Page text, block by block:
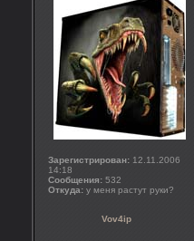
Зарегистрирован: 12.11.2006
14:18
Сообщения: 532
Откуда: у меня растут руки?
Vov4ip